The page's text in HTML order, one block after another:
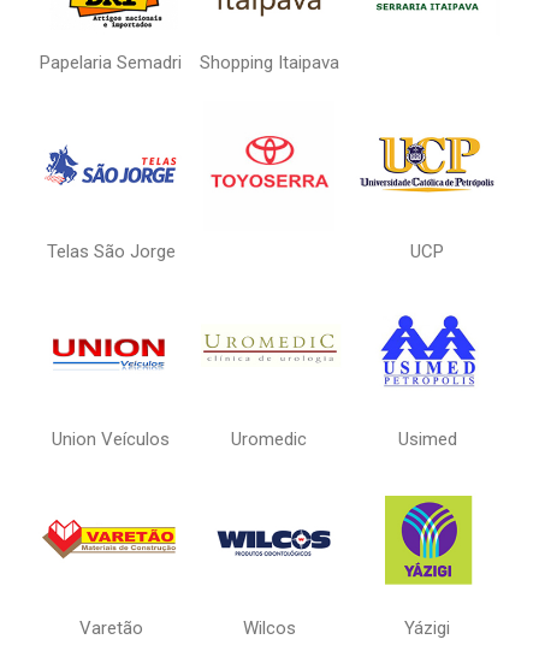
Papelaria Semadri Shopping Itaipava
Telas São Jorge UCP
Union Veículos Uromedic Usimed
Varetão Wilcos Yázigi